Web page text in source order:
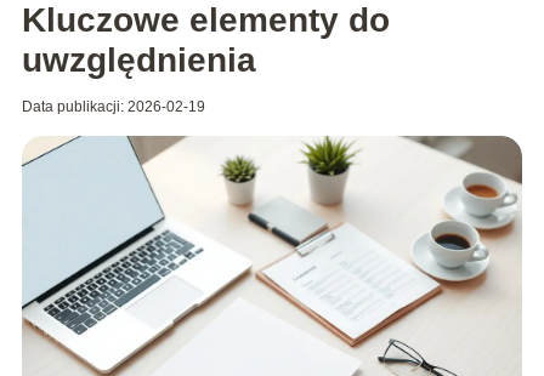
Kluczowe elementy do
uwzględnienia
Data publikacji: 2026-02-19